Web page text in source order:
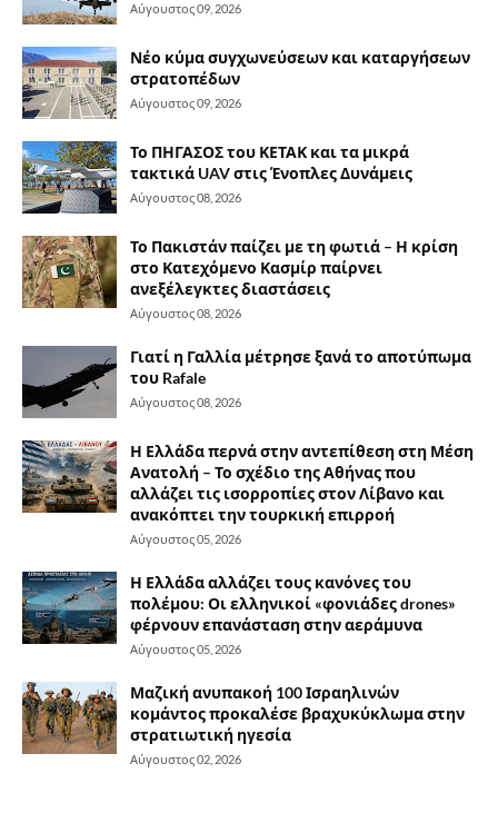
Αύγουστος 09, 2026
Νέο κύμα συγχωνεύσεων και καταργήσεων
στρατοπέδων
Αύγουστος 09, 2026
Το ΠΗΓΑΣΟΣ του ΚΕΤΑΚ και τα μικρά
τακτικά UAV στις Ένοπλες Δυνάμεις
Αύγουστος 08, 2026
Το Πακιστάν παίζει με τη φωτιά – Η κρίση
στο Κατεχόμενο Κασμίρ παίρνει
ανεξέλεγκτες διαστάσεις
Αύγουστος 08, 2026
Γιατί η Γαλλία μέτρησε ξανά το αποτύπωμα
του Rafale
Αύγουστος 08, 2026
Η Ελλάδα περνά στην αντεπίθεση στη Μέση
Ανατολή – Το σχέδιο της Αθήνας που
αλλάζει τις ισορροπίες στον Λίβανο και
ανακόπτει την τουρκική επιρροή
Αύγουστος 05, 2026
Η Ελλάδα αλλάζει τους κανόνες του
πολέμου: Οι ελληνικοί «φονιάδες drones»
φέρνουν επανάσταση στην αεράμυνα
Αύγουστος 05, 2026
Μαζική ανυπακοή 100 Ισραηλινών
κομάντος προκαλέσε βραχυκύκλωμα στην
στρατιωτική ηγεσία
Αύγουστος 02, 2026